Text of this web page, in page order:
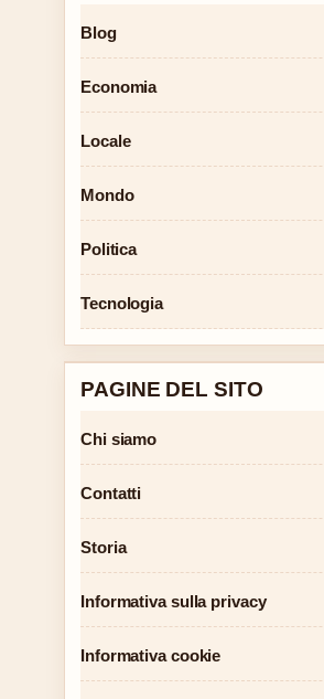
Blog
Economia
Locale
Mondo
Politica
Tecnologia
PAGINE DEL SITO
Chi siamo
Contatti
Storia
Informativa sulla privacy
Informativa cookie